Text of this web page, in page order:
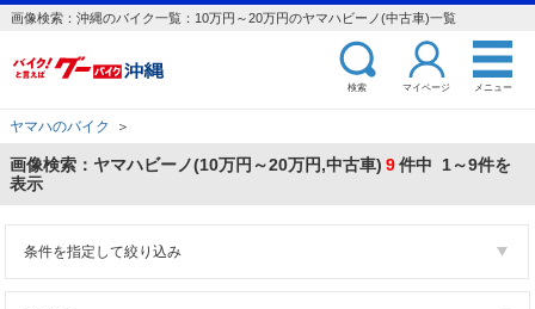
画像検索：沖縄のバイク一覧：10万円～20万円のヤマハビーノ(中古車)一覧
検索 マイページ メニュー
ヤマハのバイク ＞
画像検索：ヤマハビーノ(10万円～20万円,中古車) 9件中 1～9件を
表示
条件を指定して絞り込み